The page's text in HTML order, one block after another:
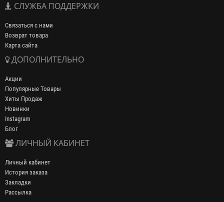
СЛУЖБА ПОДДЕРЖКИ
Связаться с нами
Возврат товара
Карта сайта
ДОПОЛНИТЕЛЬНО
Акции
Популярные Товары
Хиты Продаж
Новинки
Instagram
Блог
ЛИЧНЫЙ КАБИНЕТ
Личный кабинет
История заказа
Закладки
Рассылка